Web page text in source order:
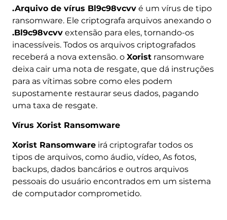
.Arquivo de vírus Bl9c98vcvvé um vírus de tipo
ransomware. Ele criptografa arquivos anexando o
.Bl9c98vcvvextensão para eles, tornando-os
inacessíveis. Todos os arquivos criptografados
receberá a nova extensão. o Xoristransomware
deixa cair uma nota de resgate, que dá instruções
para as vítimas sobre como eles podem
supostamente restaurar seus dados, pagando
uma taxa de resgate.
Vírus Xorist Ransomware
Xorist Ransomwareirá criptografar todos os
tipos de arquivos, como áudio, vídeo, As fotos,
backups, dados bancários e outros arquivos
pessoais do usuário encontrados em um sistema
de computador comprometido.